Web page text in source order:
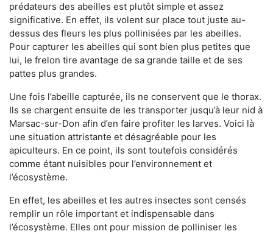
prédateurs des abeilles est plutôt simple et assez
significative. En effet, ils volent sur place tout juste au-
dessus des fleurs les plus pollinisées par les abeilles.
Pour capturer les abeilles qui sont bien plus petites que
lui, le frelon tire avantage de sa grande taille et de ses
pattes plus grandes.
Une fois l’abeille capturée, ils ne conservent que le thorax.
Ils se chargent ensuite de les transporter jusqu’à leur nid à
Marsac-sur-Don afin d’en faire profiter les larves. Voici là
une situation attristante et désagréable pour les
apiculteurs. En ce point, ils sont toutefois considérés
comme étant nuisibles pour l’environnement et
l’écosystème.
En effet, les abeilles et les autres insectes sont censés
remplir un rôle important et indispensable dans
l’écosystème. Elles ont pour mission de polliniser les